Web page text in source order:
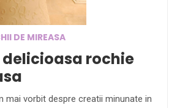
DE MIREASA
delicioasa rochie
mai vorbit despre creatii minunate in